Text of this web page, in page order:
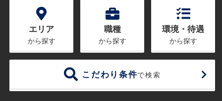
エリア
から探す
職種
から探す
環境・待遇
から探す
こだわり条件で検索